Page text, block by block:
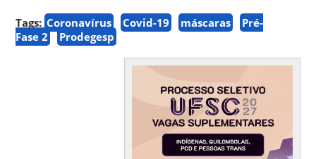
Tags: Coronavírus Covid-19 máscaras
Pré-
Fase 2
Prodegesp